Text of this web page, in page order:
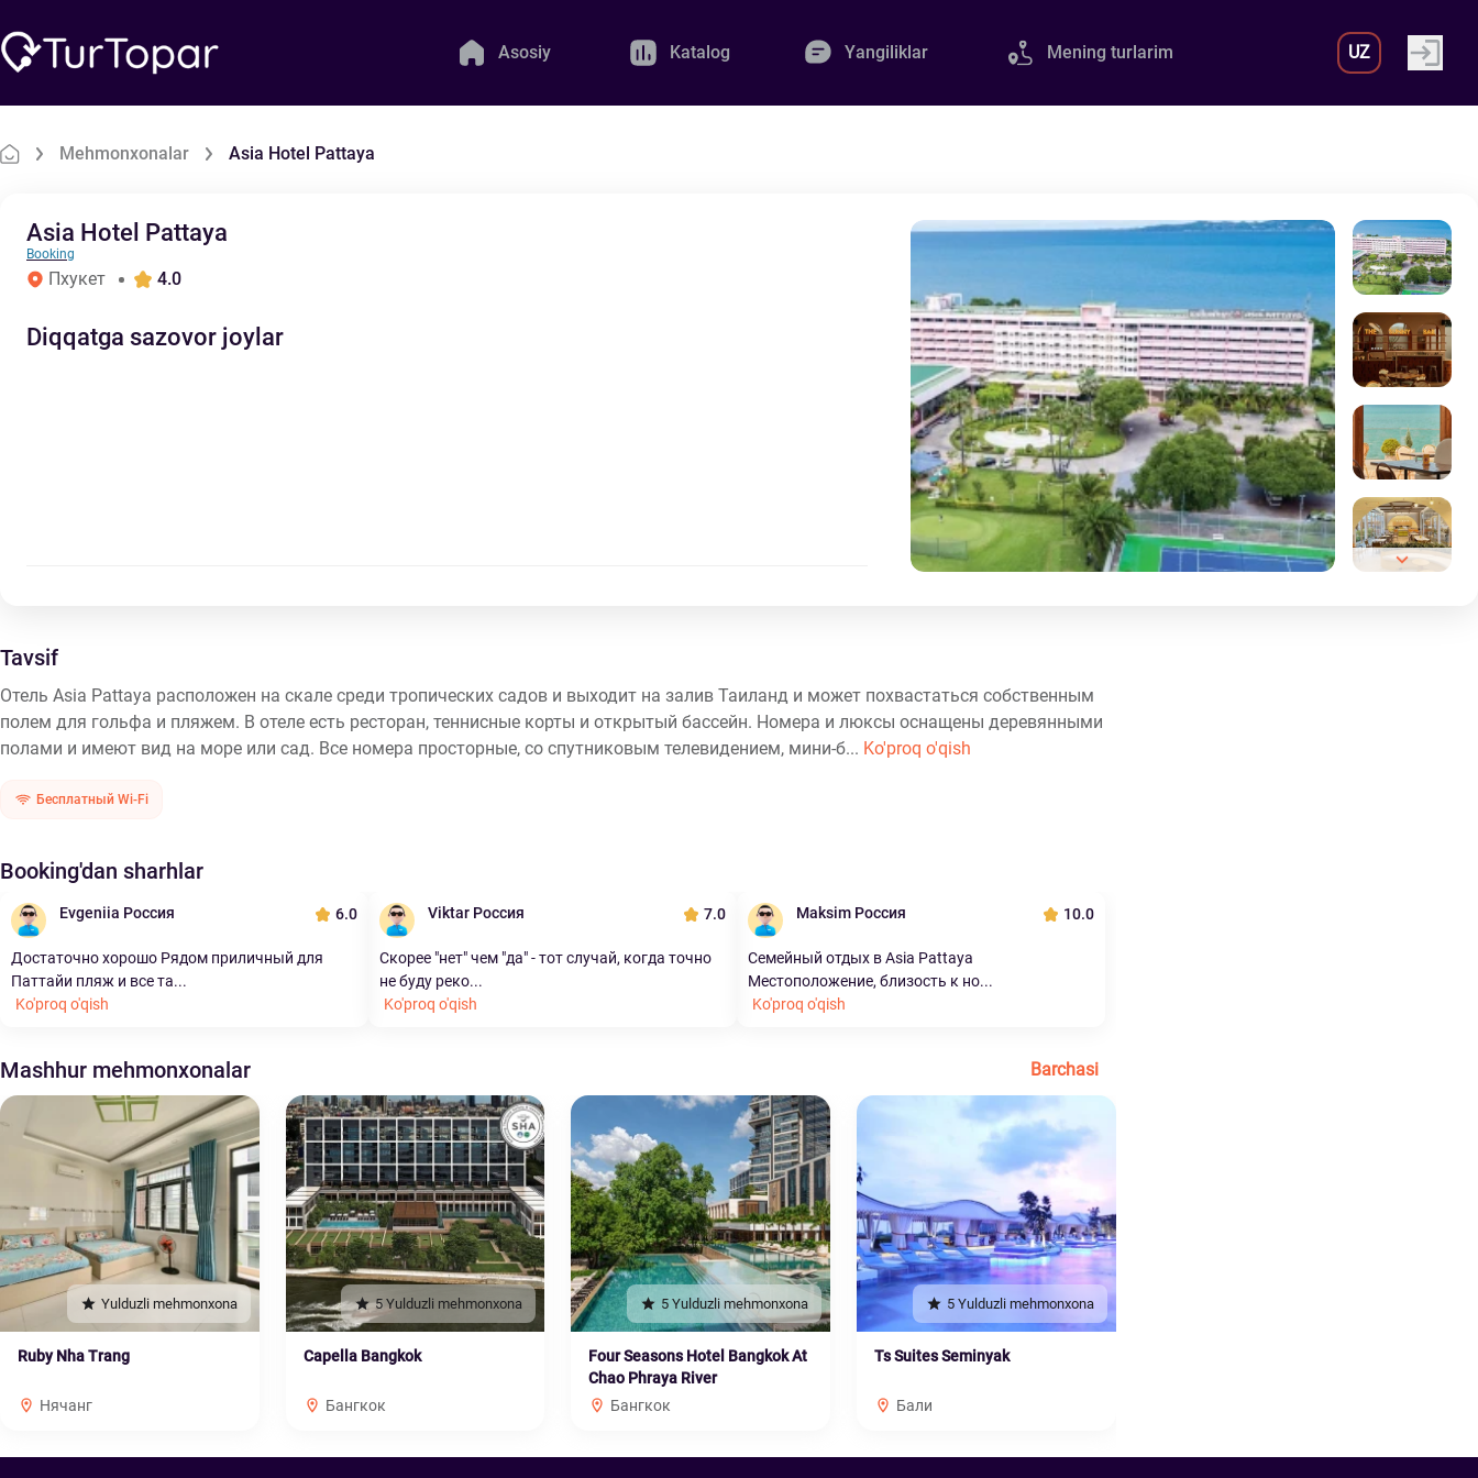
Asosiy Katalog Yangiliklar Mening turlarim UZ
Mehmonxonalar Asia Hotel Pattaya
Asia Hotel Pattaya
Booking
Пхукет 4.0
Diqqatga sazovor joylar
Tavsif
Отель Asia Pattaya расположен на скале среди тропических садов и выходит на залив Таиланд и может похвастаться собственным
полем для гольфа и пляжем. В отеле есть ресторан, теннисные корты и открытый бассейн. Номера и люксы оснащены деревянными
полами и имеют вид на море или сад. Все номера просторные, со спутниковым телевидением, мини-б... Ko'proq o'qish
Бесплатный Wi-Fi
Booking'dan sharhlar
Evgeniia Россия 6.0
Достаточно хорошо Рядом приличный для
Паттайи пляж и все та...
Ko'proq o'qish
Viktar Россия 7.0
Скорее "нет" чем "да" - тот случай, когда точно
не буду реко...
Ko'proq o'qish
Maksim Россия 10.0
Семейный отдых в Asia Pattaya
Местоположение, близость к но...
Ko'proq o'qish
Mashhur mehmonxonalar Barchasi
Yulduzli mehmonxona
Ruby Nha Trang
Нячанг
5 Yulduzli mehmonxona
Capella Bangkok
Бангкок
5 Yulduzli mehmonxona
Four Seasons Hotel Bangkok At
Chao Phraya River
Бангкок
5 Yulduzli mehmonxona
Ts Suites Seminyak
Бали